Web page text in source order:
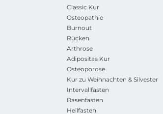
Classic Kur
Osteopathie
Burnout
Rücken
Arthrose
Adipositas Kur
Osteoporose
Kur zu Weihnachten & Silvester
Intervallfasten
Basenfasten
Heilfasten